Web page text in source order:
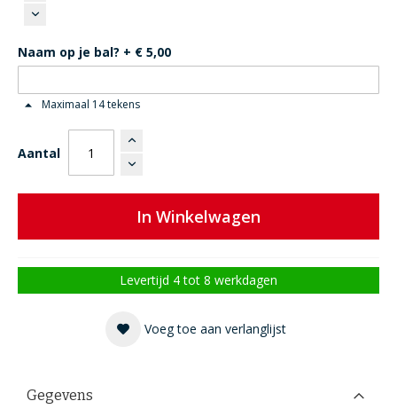
Naam op je bal? + € 5,00
Maximaal 14 tekens
Aantal
In Winkelwagen
Levertijd 4 tot 8 werkdagen
Voeg toe aan verlanglijst
Gegevens